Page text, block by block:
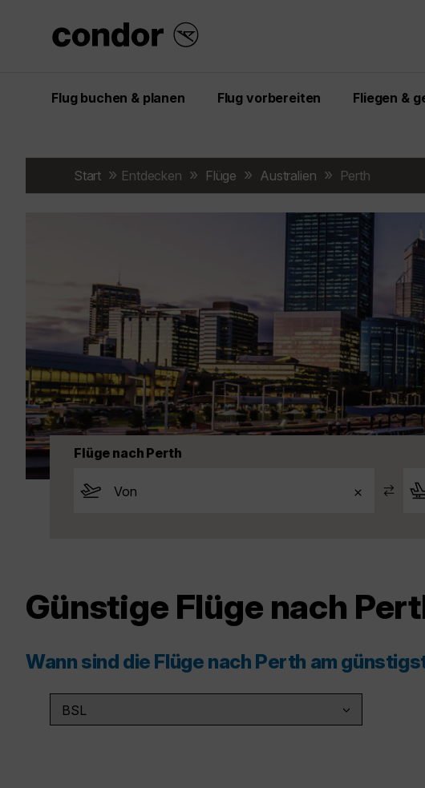
Flug buchen & planen Flug vorbereiten Fliegen &
Start Entdecken Flüge Australien Perth
Flüge nach Perth
Günstige Flüge nach
Wann sind die Flüge nach Perth am